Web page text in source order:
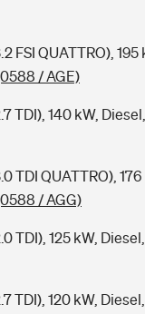
FSI QUATTRO), 195
/ AGE)
TDI), 140 kW,
TDI QUATTRO), 176
/ AGG)
TDI), 125 kW,
TDI), 120 kW,